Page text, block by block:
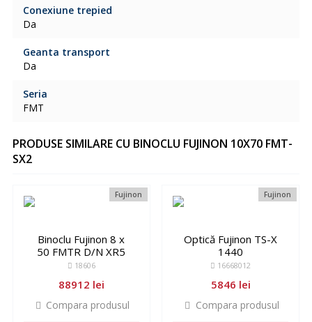
Conexiune trepied
Da
Geanta transport
Da
Seria
FMT
PRODUSE SIMILARE CU BINOCLU FUJINON 10X70 FMT-
SX2
Fujinon
Binoclu Fujinon 8 x
50 FMTR D/N XR5
18606
88912 lei
Compara produsul
Fujinon
Optică Fujinon TS-X
1440
16668012
5846 lei
Compara produsul